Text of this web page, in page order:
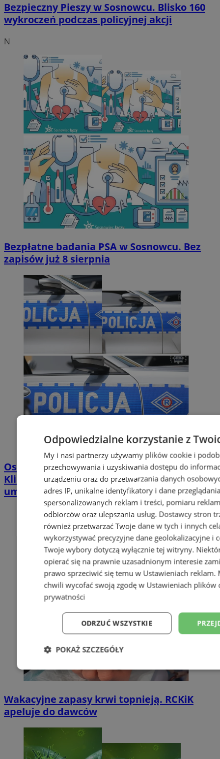
Bezpieczny Pieszy w Sosnowcu. Blisko 160
wykroczeń podczas policyjnej akcji
N
Bezpłatne badania PSA w Sosnowcu. Bez
zapisów już 8 sierpnia
Oszustwa w salonie telefonii w Sosnowcu.
Klienci mieli podpisywać dodatkowe
umowy
Wakacyjne zapasy krwi topnieją. RCKiK
apeluje do dawców
Odpowiedzialne korzystanie z
My i nasi partnerzy używamy plików cookie i
przechowywania i uzyskiwania dostępu do
urządzeniu oraz do przetwarzania danych
adres IP, unikalne identyfikatory i dane
spersonalizowanych reklam i treści, pomiaru
odbiorców oraz ulepszania usług. Dostawcy stron
również przetwarzać Twoje dane w tych i innych
wykorzystywać precyzyjne dane geolokalizacyjne i
Twoje wybory dotyczą wyłącznie tej witryny.
opierać się na prawnie uzasadnionym interesie
prawo sprzeciwić się temu w Ustawieniach reklam.
chwili wycofać swoją zgodę w Ustawieniach plików
prywatności
ODRZUĆ WSZYSTKIE
POKAŻ SZCZEGÓŁY
Niezbędne Wydajność